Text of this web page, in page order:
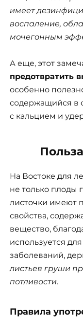
имеет
воспаление,
мочегонным
А еще, этот
предотвратить
особенно
содержащийся в
с кальцием и
На Востоке для
не только плоды
листочки имеют
свойства,
вещество,
используется
заболеваний,
листьев груши
потливости.
Правила